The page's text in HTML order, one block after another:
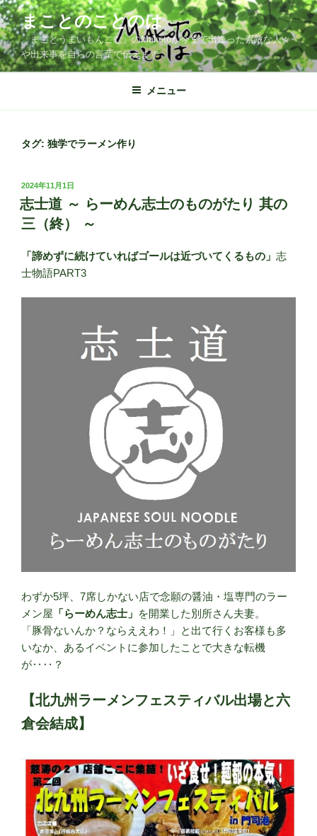
コ
ン
テ
ン
ツ
ス
まことのことのは
「まことうまいもんこむ」のMakotoが今まで出逢った素敵な人々
や出来事を自らの言葉で伝えます
メニュー
タグ: 独学でラーメン作り
投
稿
日:
2024年11月1日
志士道 ～ らーめん志士のものがたり 其の
三（終） ～
「諦めずに続けていればゴールは近づいてくるもの」 志
士物語PART3
わずか5坪、7席しかない店で念願の醤油・塩専門のラー
メン屋 「らーめん志士」 を開業した別所さん夫妻。
「豚骨ないんか？ならええわ！」と出て行くお客様も多
いなか、あるイベントに参加したことで大きな転機
が‥‥？
【北九州ラーメンフェスティバル出場と六
倉会結成】